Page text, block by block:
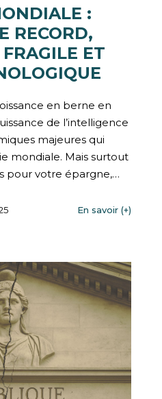
:
RECORD,
ET
en berne en
de l’intelligence
majeures qui
mondiale. Mais surtout
pour votre épargne,…
En savoir (+)